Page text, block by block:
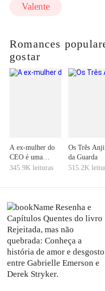
Valente
Romances
gostar
A ex-mulher do
CEO é uma
médica de
345.9K leituras
Os Três
da Guarda
515.2K
Resenha e
Capítulos Quentes do livro
Rejeitada, mas não
quebrada: Conheça a
história de amor e desgosto
entre Gabrielle Emerson e
Derek Stryker.